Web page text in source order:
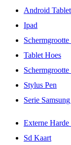
Android Tablet
Ipad
Tablet Hoes
Stylus Pen
Serie
Externe
Sd Kaart